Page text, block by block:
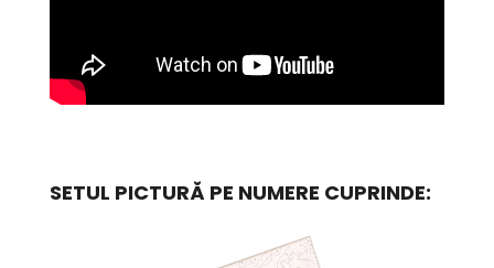
SETUL PICTURĂ PE NUMERE CUPRINDE: